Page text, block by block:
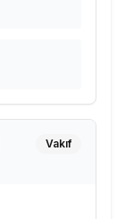
Vakıf